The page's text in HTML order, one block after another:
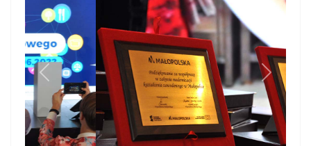
Previous Next